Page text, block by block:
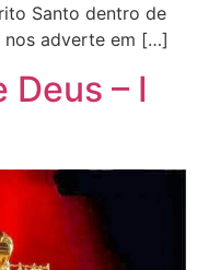
Santo dentro de
nos adverte em […]
Deus – I